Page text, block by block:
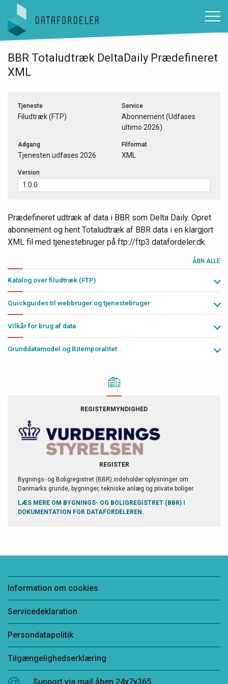
Gå til sidens indhold
BBR Totaludtræk DeltaDaily Prædefineret
XML
Tjeneste
Filudtræk (FTP)
Service
Abonnement (Udfases
ultimo 2026)
Adgang
Tjenesten udfases 2026
Filformat
XML
Version
Prædefineret udtræk af data i BBR som Delta Daily. Opret
abonnement og hent Totaludtræk af BBR data i en klargjort
XML fil med tjenestebruger på ftp://ftp3.datafordeler.dk.
ÅBN ALLE
Katalog over filudtræk (FTP)
Quickguides til webbruger og tjenestebruger
Vilkår for brug af data
Grunddatamodel og Bitemporalitet
REGISTERMYNDIGHED
REGISTER
Bygnings- og Boligregistret (BBR) indeholder oplysninger om
Danmarks grunde, bygninger, tekniske anlæg og private boliger.
LÆS MERE OM BYGNINGS- OG BOLIGREGISTRET (BBR) I
DOKUMENTATION FOR DATAFORDELEREN.
Information om cookies
Servicedeklaration
Persondatapolitik
Tilgængelighedserklæring
Support via mail åben 24x7x365